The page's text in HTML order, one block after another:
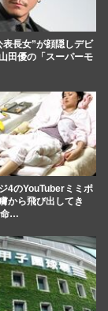
2025/10/16
藤めぐみに起
ァンが察知し
2025/10/10
表長女”が顔隠しデビ
田優の「スーパーモ
4のYouTuberミミポ
から飛び出してき
命…